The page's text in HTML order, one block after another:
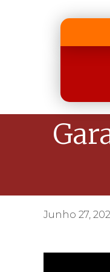
Junho 27,